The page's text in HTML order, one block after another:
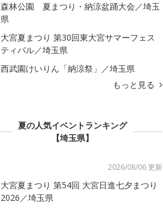
森林公園 夏まつり・納涼盆踊大会／埼玉
県
大宮夏まつり 第30回東大宮サマーフェス
ティバル／埼玉県
西武園けいりん「納涼祭」／埼玉県
もっと見る
夏の人気イベントランキング
【埼玉県】
2026/08/06 更新
大宮夏まつり 第54回 大宮日進七夕まつり
2026／埼玉県